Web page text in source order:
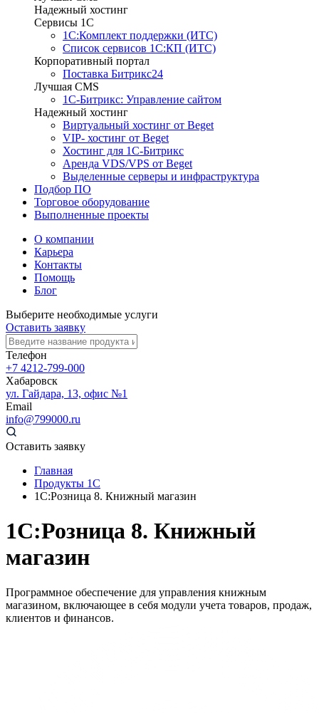
Надежный хостинг
Сервисы 1C
1С:Комплект поддержки (ИТС)
Список сервисов 1С:КП (ИТС)
Корпоративный портал
Поставка Битрикс24
Лучшая CMS
1С-Битрикс: Управление сайтом
Надежный хостинг
Виртуальный хостинг от Beget
VIP- хостинг от Beget
Хостинг для 1С-Битрикс
Аренда VDS/VPS от Beget
Выделенные серверы и инфраструктура
Подбор ПО
Торговое оборудование
Выполненные проекты
О компании
Карьера
Контакты
Помощь
Блог
Выберите необходимые услуги
Оставить заявку
Телефон
+7 4212-799-000
Хабаровск
ул. Гайдара, 13, офис №1
Email
info@799000.ru
Оставить заявку
Главная
Продукты 1С
1С:Розница 8. Книжный магазин
1С:Розница 8. Книжный
магазин
Программное обеспечение для управления книжным
магазином, включающее в себя модули учета товаров, продаж,
клиентов и финансов.